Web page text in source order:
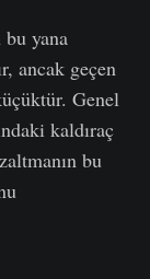
yana
ancak geçen
Genel
kaldıraç
bu